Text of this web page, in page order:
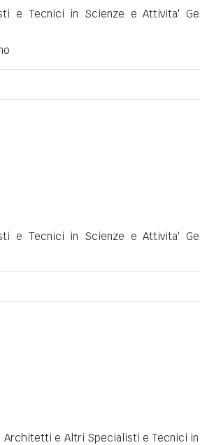
e Tecnici in Scienze e Attivita'
e Tecnici in Scienze e Attivita'
Architetti e Altri Specialisti e Tecnici